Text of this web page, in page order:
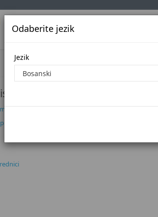
Jezik Službena glasila
Odaberite jezik
Jezik